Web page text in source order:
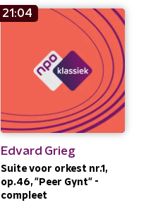
21:04
Edvard Grieg
Suite voor orkest nr.1,
op.46, "Peer Gynt" -
compleet